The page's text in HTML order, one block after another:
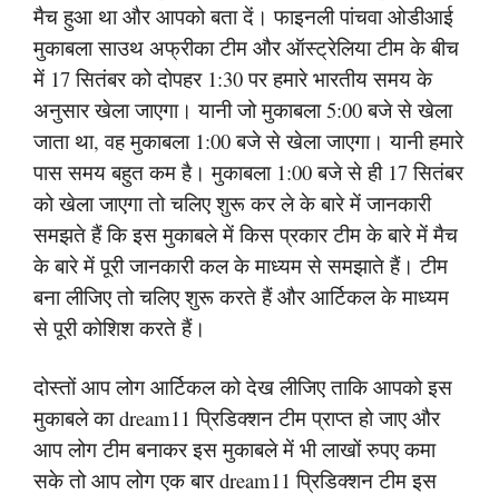
मैच हुआ था और आपको बता दें। फाइनली पांचवा ओडीआई
मुकाबला साउथ अफ्रीका टीम और ऑस्ट्रेलिया टीम के बीच
में 17 सितंबर को दोपहर 1:30 पर हमारे भारतीय समय के
अनुसार खेला जाएगा। यानी जो मुकाबला 5:00 बजे से खेला
जाता था, वह मुकाबला 1:00 बजे से खेला जाएगा। यानी हमारे
पास समय बहुत कम है। मुकाबला 1:00 बजे से ही 17 सितंबर
को खेला जाएगा तो चलिए शुरू कर ले के बारे में जानकारी
समझते हैं कि इस मुकाबले में किस प्रकार टीम के बारे में मैच
के बारे में पूरी जानकारी कल के माध्यम से समझाते हैं। टीम
बना लीजिए तो चलिए शुरू करते हैं और आर्टिकल के माध्यम
से पूरी कोशिश करते हैं।
दोस्तों आप लोग आर्टिकल को देख लीजिए ताकि आपको इस
मुकाबले का dream11 प्रिडिक्शन टीम प्राप्त हो जाए और
आप लोग टीम बनाकर इस मुकाबले में भी लाखों रुपए कमा
सके तो आप लोग एक बार dream11 प्रिडिक्शन टीम इस